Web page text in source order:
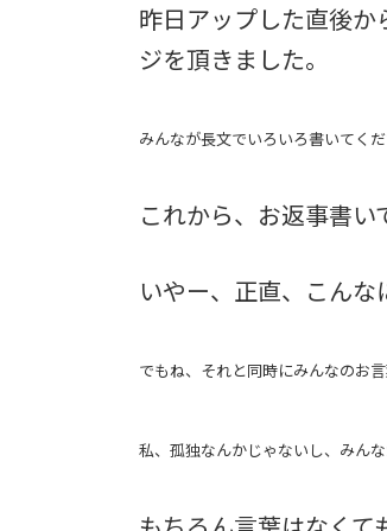
昨日アップした直後
ジを頂きました。
みんなが長文でいろいろ書いてく
これから、お返事書い
いやー、正直、こんな
でもね、それと同時にみんなのお
私、孤独なんかじゃないし、みんな